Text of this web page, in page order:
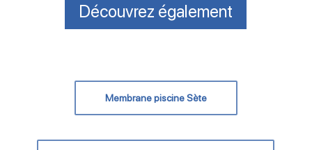
Découvrez également
Membrane piscine Sète